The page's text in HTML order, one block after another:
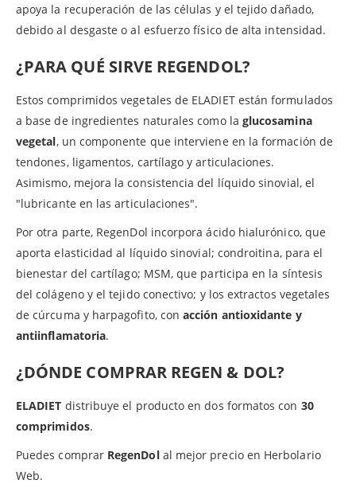
apoya la recuperación de las células y el tejido dañado,
debido al desgaste o al esfuerzo físico de alta intensidad.
¿PARA QUÉ SIRVE REGENDOL?
Estos comprimidos vegetales de ELADIET están formulados
a base de ingredientes naturales como la glucosamina
vegetal, un componente que interviene en la formación de
tendones, ligamentos, cartílago y articulaciones.
Asimismo, mejora la consistencia del líquido sinovial, el
"lubricante en las articulaciones".
Por otra parte, RegenDol incorpora ácido hialurónico, que
aporta elasticidad al líquido sinovial; condroitina, para el
bienestar del cartílago; MSM, que participa en la síntesis
del colágeno y el tejido conectivo; y los extractos vegetales
de cúrcuma y harpagofito, conacción antioxidante y
antiinflamatoria.
¿DÓNDE COMPRAR REGEN & DOL?
ELADIET distribuye el producto en dos formatos con 30
comprimidos.
Puedes comprar RegenDol al mejor precio en Herbolario
Web.